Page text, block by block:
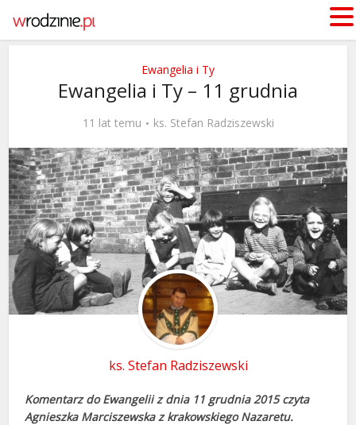
Ewangelia i Ty
Ewangelia i Ty – 11 grudnia
11 lat temu ks. Stefan Radziszewski
ks. Stefan Radziszewski
Komentarz do Ewangelii z dnia 11 grudnia 2015 czyta
Agnieszka Marciszewska z krakowskiego Nazaretu.